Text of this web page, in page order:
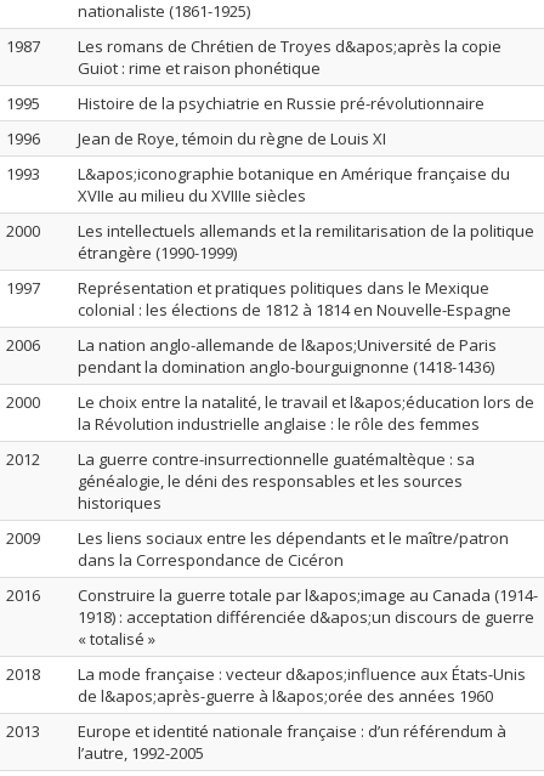
nationaliste (1861-1925)
1987
Les romans de Chrétien de Troyes d&apos;après la copie
Guiot : rime et raison phonétique
1995
Histoire de la psychiatrie en Russie pré-révolutionnaire
1996
Jean de Roye, témoin du règne de Louis XI
1993
L&apos;iconographie botanique en Amérique française du
XVIIe au milieu du XVIIIe siècles
2000
Les intellectuels allemands et la remilitarisation de la politique
étrangère (1990-1999)
1997
Représentation et pratiques politiques dans le Mexique
colonial : les élections de 1812 à 1814 en Nouvelle-Espagne
2006
La nation anglo-allemande de l&apos;Université de Paris
pendant la domination anglo-bourguignonne (1418-1436)
2000
Le choix entre la natalité, le travail et l&apos;éducation lors de
la Révolution industrielle anglaise : le rôle des femmes
2012
La guerre contre-insurrectionnelle guatémaltèque : sa
généalogie, le déni des responsables et les sources
historiques
2009
Les liens sociaux entre les dépendants et le maître/patron
dans la Correspondance de Cicéron
2016
Construire la guerre totale par l&apos;image au Canada (1914-
1918) : acceptation différenciée d&apos;un discours de guerre
« totalisé »
2018
La mode française : vecteur d&apos;influence aux États-Unis
de l&apos;après-guerre à l&apos;orée des années 1960
2013
Europe et identité nationale française : d’un référendum à
l’autre, 1992-2005